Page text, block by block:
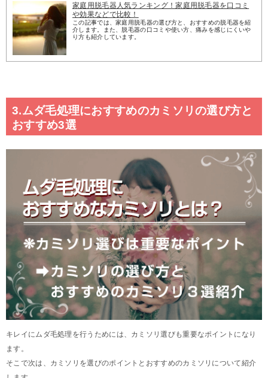
家庭用脱毛器人気ランキング！家庭用脱毛器を口コミ
や効果などで比較！
この記事では、家庭用脱毛器の選び方と、おすすめの脱毛器を紹
介します。また、脱毛器の口コミや使い方、痛みを感じにくいや
り方も紹介しています。
3.ムダ毛処理におすすめのカミソリの選び方と
おすすめ3選
キレイにムダ毛処理を行うためには、カミソリ選びも重要なポイントになり
ます。
そこで次は、カミソリを選びのポイントとおすすめのカミソリについて紹介